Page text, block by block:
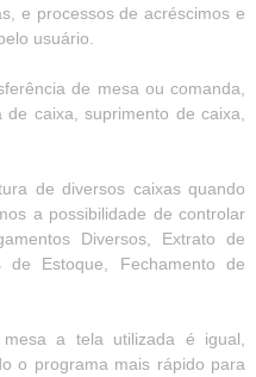
e processos de acréscimos e
usuário.
de mesa ou comanda,
caixa, suprimento de caixa,
de diversos caixas quando
a possibilidade de controlar
Diversos, Extrato de
de Estoque, Fechamento de
a tela utilizada é igual,
o programa mais rápido para